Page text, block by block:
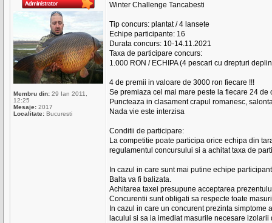
Membru din: 29 Ian 2011,
12:25
Mesaje: 2017
Localitate: Bucuresti
Winter Challenge Tancabesti
Tip concurs: plantat / 4 lansete
Echipe participante: 16
Durata concurs: 10-14.11.2021
Taxa de participare concurs:
1.000 RON / ECHIPA (4 pescari cu drepturi
4 de premii in valoare de 3000 ron fiecare !!!
Se premiaza cel mai mare peste la fiecare 24 de
Puncteaza in clasament crapul romanesc,
Nada vie este interzisa
Conditii de participare:
La competitie poate participa orice echipa din
regulamentul concursului si a achitat taxa de
In cazul in care sunt mai putine echipe
Balta va fi balizata.
Achitarea taxei presupune acceptarea
Concurentii sunt obligati sa respecte toate
In cazul in care un concurent prezinta
lacului si sa ia imediat masurile necesare